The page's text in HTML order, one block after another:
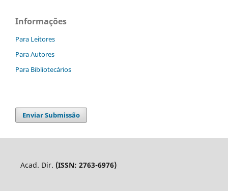
Informações
Para Leitores
Para Autores
Para Bibliotecários
Enviar Submissão
Acad. Dir. (ISSN: 2763-6976)